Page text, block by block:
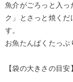
魚介がごろっと入っ
ク」とさっと焼く
す。
お魚たんぱくたっぷ
【袋の大きさの目安